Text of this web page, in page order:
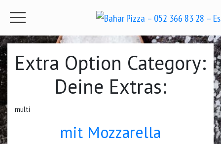
Extra Option Category:
Deine Extras:
multi
mit Mozzarella